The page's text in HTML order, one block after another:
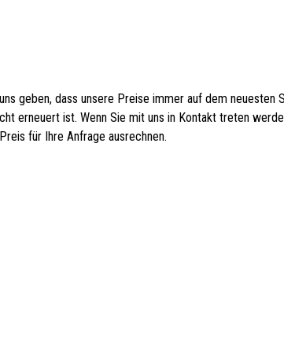
geben, dass unsere Preise immer auf dem neuesten
erneuert ist. Wenn Sie mit uns in Kontakt treten
für Ihre Anfrage ausrechnen.